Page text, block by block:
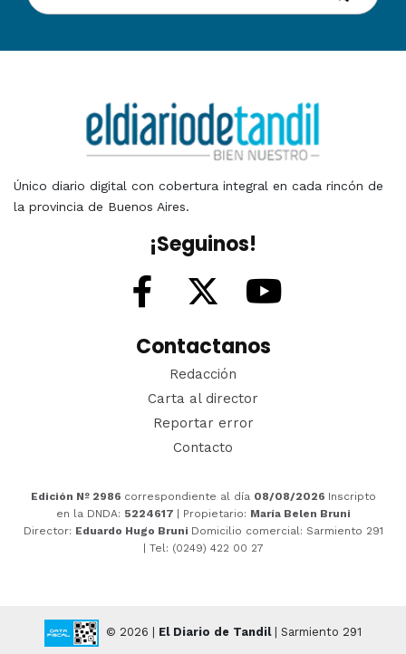
Único diario digital con cobertura integral en cada rincón de
la provincia de Buenos Aires.
¡Seguinos!
Contactanos
Redacción
Carta al director
Reportar error
Contacto
Edición Nº 2986 correspondiente al día 08/08/2026 Inscripto
en la DNDA: 5224617 | Propietario: María Belen Bruni
Director: Eduardo Hugo Bruni Domicilio comercial: Sarmiento 291
| Tel: (0249) 422 00 27
© 2026 | El Diario de Tandil| Sarmiento 291